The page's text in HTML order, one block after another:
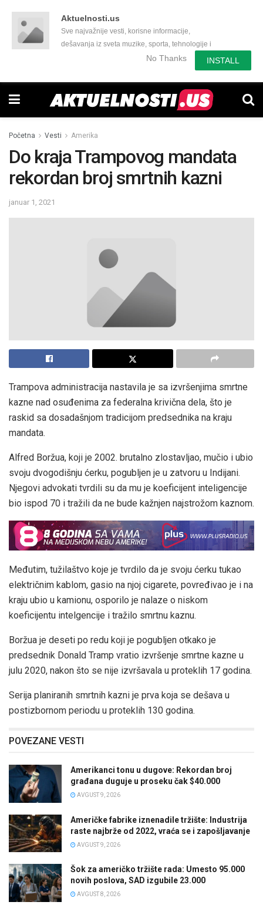
Aktuelnosti.us
Sve najvažnije vesti, korisne informacije,
dešavanja iz sveta muzike, sporta, tehnologije i
još mnogo toga zanimljivog.No Thanks INSTALL
Početna Vesti Amerika
Do kraja Trampovog mandata
rekordan broj smrtnih kazni
januar 1, 2021
Trampova administracija nastavila je sa izvršenjima smrtne
kazne nad osuđenima za federalna krivična dela, što je
raskid sa dosadašnjom tradicijom predsednika na kraju
mandata.
Alfred Boržua, koji je 2002. brutalno zlostavljao, mučio i ubio
svoju dvogodišnju ćerku, pogubljen je u zatvoru u Indijani.
Njegovi advokati tvrdili su da mu je koeficijent inteligencije
bio ispod 70 i tražili da ne bude kažnjen najstrožom kaznom.
Međutim, tužilaštvo koje je tvrdilo da je svoju ćerku tukao
električnim kablom, gasio na njoj cigarete, povređivao je i na
kraju ubio u kamionu, osporilo je nalaze o niskom
koeficijentu intelgencije i tražilo smrtnu kaznu.
Boržua je deseti po redu koji je pogubljen otkako je
predsednik Donald Tramp vratio izvršenje smrtne kazne u
julu 2020, nakon što se nije izvršavala u proteklih 17 godina.
Serija planiranih smrtnih kazni je prva koja se dešava u
postizbornom periodu u proteklih 130 godina.
POVEZANE VESTI
Amerikanci tonu u dugove: Rekordan broj
građana duguje u proseku čak $40.000
AVGUST 9, 2026
Američke fabrike iznenadile tržište: Industrija
raste najbrže od 2022, vraća se i zapošljavanje
AVGUST 9, 2026
Šok za američko tržište rada: Umesto 95.000
novih poslova, SAD izgubile 23.000
AVGUST 8, 2026